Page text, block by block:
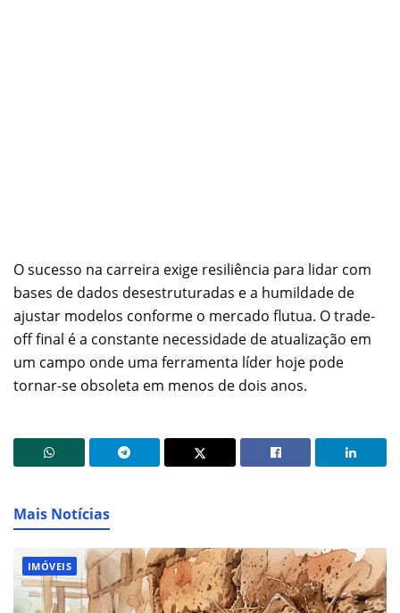
O sucesso na carreira exige resiliência para lidar com
bases de dados desestruturadas e a humildade de
ajustar modelos conforme o mercado flutua. O trade-
off final é a constante necessidade de atualização em
um campo onde uma ferramenta líder hoje pode
tornar-se obsoleta em menos de dois anos.
Mais Notícias
IMÓVEIS